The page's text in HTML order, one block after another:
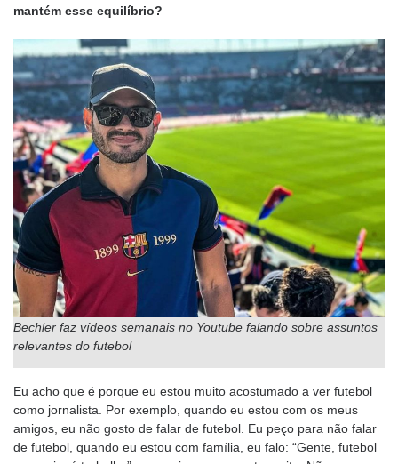
mantém esse equilíbrio?
Bechler faz vídeos semanais no Youtube falando sobre assuntos
relevantes do futebol
Eu acho que é porque eu estou muito acostumado a ver futebol
como jornalista. Por exemplo, quando eu estou com os meus
amigos, eu não gosto de falar de futebol. Eu peço para não falar
de futebol, quando eu estou com família, eu falo: “Gente, futebol